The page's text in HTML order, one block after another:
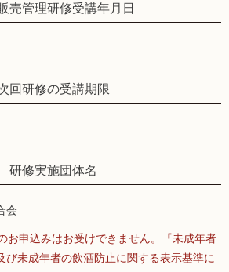
売管理研修受講年月日
回研修の受講期限
研修実施団体名
会
お申込みはお受けできません。『未成年者
び未成年者の飲酒防止に関する表示基準に